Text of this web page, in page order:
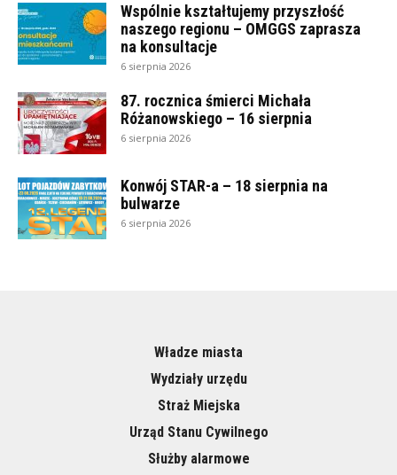
Wspólnie kształtujemy przyszłość
naszego regionu – OMGGS zaprasza
na konsultacje
6 sierpnia 2026
87. rocznica śmierci Michała
Różanowskiego – 16 sierpnia
6 sierpnia 2026
Konwój STAR-a – 18 sierpnia na
bulwarze
6 sierpnia 2026
Władze miasta
Wydziały urzędu
Straż Miejska
Urząd Stanu Cywilnego
Służby alarmowe